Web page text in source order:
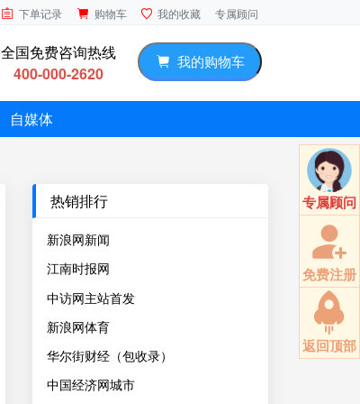
下单记录 购物车 我的收藏 专属顾问
全国免费咨询热线
400-000-2620
我的购物车
自媒体
热销排行
新浪网新闻
江南时报网
中访网主站首发
新浪网体育
华尔街财经（包收录）
中国经济网城市
专属顾问
免费注册
返回顶部